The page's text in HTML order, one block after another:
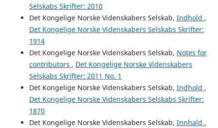
Selskabs Skrifter: 2010
Det Kongelige Norske Videnskabers Selskab, Indhold ,
Det Kongelige Norske Videnskabers Selskabs Skrifter:
1914
Det Kongelige Norske Videnskabers Selskab, Notes for
contributors , Det Kongelige Norske Videnskabers
Selskabs Skrifter: 2011 No. 1
Det Kongelige Norske Videnskabers Selskab, Indhold ,
Det Kongelige Norske Videnskabers Selskabs Skrifter:
1870
Det Kongelige Norske Videnskabers Selskab, Innhald ,